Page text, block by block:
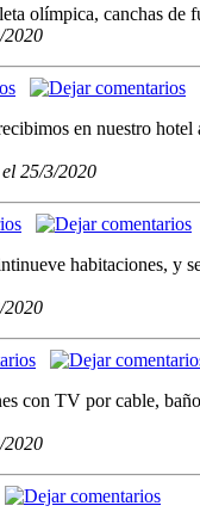
olímpica, canchas
2020
en nuestro
25/3/2020
habitaciones, y
2020
con TV por cable,
2020